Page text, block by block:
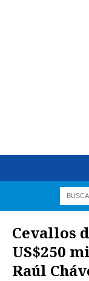
Cevallos
US$250
Raúl